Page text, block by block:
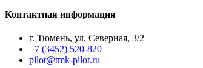
Контактная информация
г. Тюмень, ул. Северная, 3/2
+7 (3452) 520-820
pilot@tmk-pilot.ru